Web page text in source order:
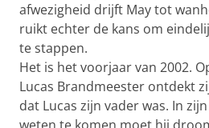
afwezigheid drijft May tot
ruikt echter de kans om
te stappen.
Het is het voorjaar van 2002.
Lucas Brandmeester ontdekt
dat Lucas zijn vader was. In